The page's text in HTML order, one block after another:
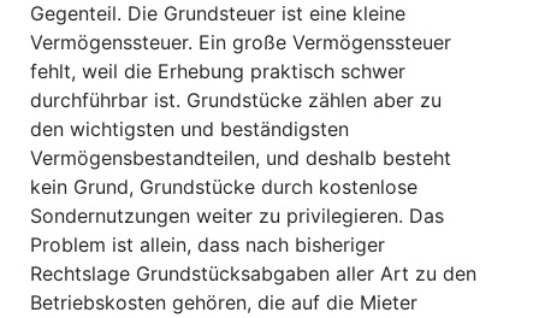
Gegenteil. Die Grundsteuer ist eine kleine
Vermögenssteuer. Ein große Vermögenssteuer
fehlt, weil die Erhebung praktisch schwer
durchführbar ist. Grundstücke zählen aber zu
den wichtigsten und beständigsten
Vermögensbestandteilen, und deshalb besteht
kein Grund, Grundstücke durch kostenlose
Sondernutzungen weiter zu privilegieren. Das
Problem ist allein, dass nach bisheriger
Rechtslage Grundstücksabgaben aller Art zu den
Betriebskosten gehören, die auf die Mieter